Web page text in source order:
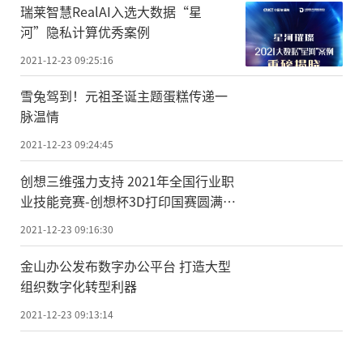
瑞莱智慧RealAI入选大数据“星
河”隐私计算优秀案例
2021-12-23 09:25:16
雪兔驾到！元祖圣诞主题蛋糕传递一
脉温情
2021-12-23 09:24:45
创想三维强力支持 2021年全国行业职
业技能竞赛-创想杯3D打印国赛圆满落
幕
2021-12-23 09:16:30
金山办公发布数字办公平台 打造大型
组织数字化转型利器
2021-12-23 09:13:14